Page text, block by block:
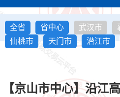
全省 省中心 武汉市
仙桃市
天门市 潜江市
【京山市中心】沿江